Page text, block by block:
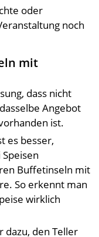
oder
noch
mit
dass nicht
Angebot
ist.
es besser,
Buffetinseln mit
So erkennt man
wirklich
dazu, den Teller